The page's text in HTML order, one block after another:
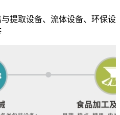
提取设备、流体设备、环保设